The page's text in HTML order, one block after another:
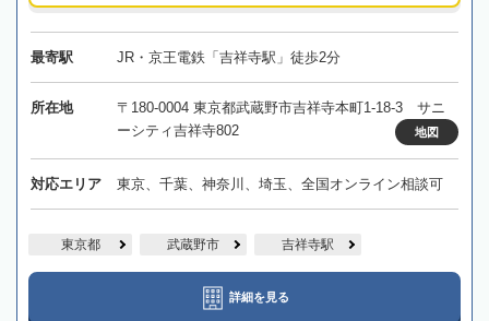
最寄駅 JR・京王電鉄「吉祥寺駅」徒歩2分
所在地
〒180-0004 東京都武蔵野市吉祥寺本町1-18-3 サニ
ーシティ吉祥寺802
地図
対応エリア 東京、千葉、神奈川、埼玉、全国オンライン相談可
東京都 武蔵野市 吉祥寺駅
詳細を見る